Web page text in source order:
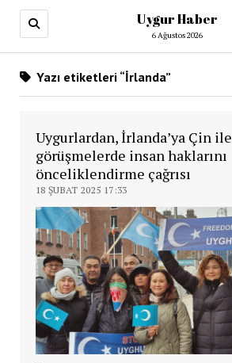
Uygur Haber
6 Ağustos 2026
Yazı etiketleri “İrlanda”
Uygurlardan, İrlanda’ya Çin ile
görüşmelerde insan haklarını
önceliklendirme çağrısı
18 ŞUBAT 2025 17:33